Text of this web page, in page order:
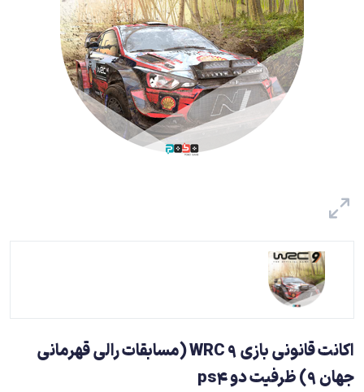
اکانت قانونی بازی WRC 9 (مسابقات رالی قهرمانی
جهان 9) ظرفیت دو ps4